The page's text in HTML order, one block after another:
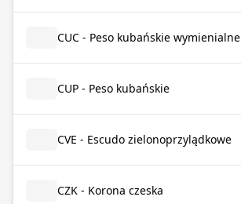
CUC - Peso kubańskie wymienialne
CUP - Peso kubańskie
CVE - Escudo zielonoprzylądkowe
CZK - Korona czeska